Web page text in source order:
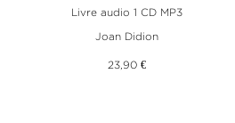
Livre audio 1 CD MP3
Joan Didion
23,90 €